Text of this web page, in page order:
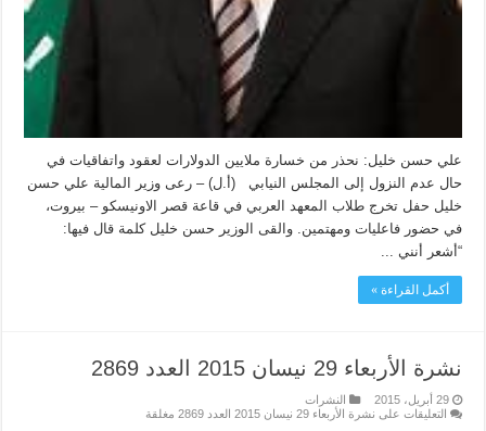
علي حسن خليل: نحذر من خسارة ملايين الدولارات لعقود واتفاقيات في
حال عدم النزول إلى المجلس النيابي (أ.ل) – رعى وزير المالية علي حسن
خليل حفل تخرج طلاب المعهد العربي في قاعة قصر الاونيسكو – بيروت،
في حضور فاعليات ومهتمين. والقى الوزير حسن خليل كلمة قال فيها:
“أشعر أنني ...
أكمل القراءة »
نشرة الأربعاء 29 نيسان 2015 العدد 2869
29 أبريل، 2015
النشرات
التعليقات على نشرة الأربعاء 29 نيسان 2015 العدد 2869 مغلقة